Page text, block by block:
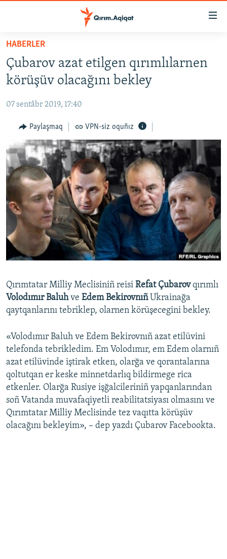
Esas
qaytmaq
Baş
navigatsiyağa
qaytmaq
qaytmaq
HABERLER
SİYASET
İQTİSADİYAT
CEMİYET
MEDENİYET
İNSAN AQLARI
VİDEO
SÜRET
BLOGLAR
FİKİR
Русский
Українською
QOŞULIÑIZ!
RFE/RS bütün saytları
HABERLER
Çubarov azat etilgen qırımlılarnen
körüşüv olacağını bekley
07 sentâbr 2019, 17:40
Paylaşmaq VPN-siz oquñız
Qırımtatar Milliy Meclisiniñ reisi Refat Çubarovqırımlı
Volodımır Baluhve Edem Bekirovnıñ Ukrainağa
qaytqanlarını tebriklep, olarnen körüşecegini bekley.
«Volodımır Baluh ve Edem Bekirovnıñ azat etilüvini
telefonda tebrikledim. Em Volodımır, em Edem olarnıñ
azat etilüvinde iştirak etken, olarğa ve qorantalarına
qoltutqan er keske minnetdarlıq bildirmege rica
etkenler. Olarğa Rusiye işğalcileriniñ yapqanlarından
soñ Vatanda muvafaqiyetli reabilitatsiyası olmasını ve
Qırımtatar Milliy Meclisinde tez vaqıtta körüşüv
olacağını bekleyim», – dep yazdı Çubarov Facebookta.